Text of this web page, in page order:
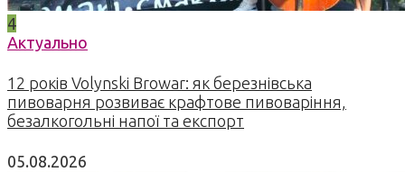
4
Актуально
12 років Volynski Browar: як березнівська
пивоварня розвиває крафтове пивоваріння,
безалкогольні напої та експорт
05.08.2026